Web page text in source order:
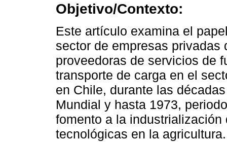
Objetivo/Contexto:
Este artículo examina el
sector de empresas privadas
proveedoras de servicios de
transporte de carga en el
en Chile, durante las
Mundial y hasta 1973,
fomento a la
tecnológicas en la agricultura.